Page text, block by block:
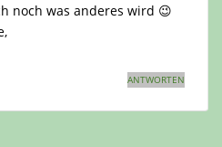
noch was anderes wird 😉
ANTWORTEN